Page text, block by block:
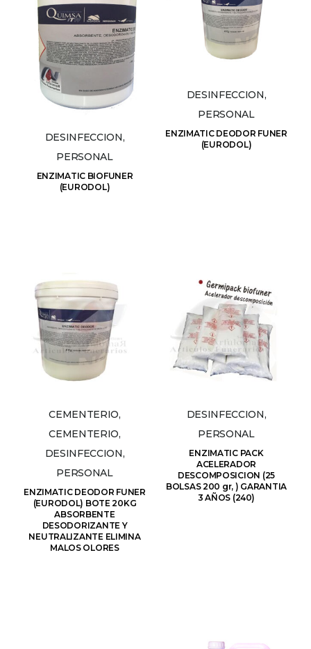
DESINFECCION,
PERSONAL
ENZIMATIC BIOFUNER
(EURODOL)
DESINFECCION,
PERSONAL
ENZIMATIC DEODOR FUNER
(EURODOL)
CEMENTERIO,
CEMENTERIO,
DESINFECCION,
PERSONAL
ENZIMATIC DEODOR FUNER
(EURODOL) BOTE 20KG
ABSORBENTE
DESODORIZANTE Y
NEUTRALIZANTE ELIMINA
MALOS OLORES
DESINFECCION,
PERSONAL
ENZIMATIC PACK
ACELERADOR
DESCOMPOSICION (25
BOLSAS 200 gr, ) GARANTIA
3 AÑOS (240)